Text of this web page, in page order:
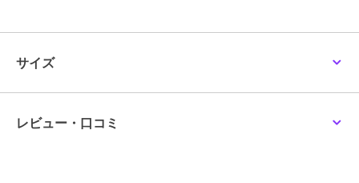
やや細身のテーパードシルエットパンツ。
さらりとＴシャツと合わせるだけで大人カジュアルな雰囲気になりま
サイズ
レビュー・口コミ